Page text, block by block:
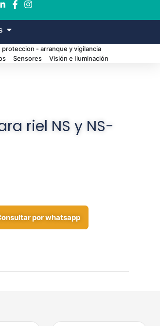
proteccion - arranque y vigilancia
Sensores Visión e Iluminación
riel NS y NS-
por whatsapp